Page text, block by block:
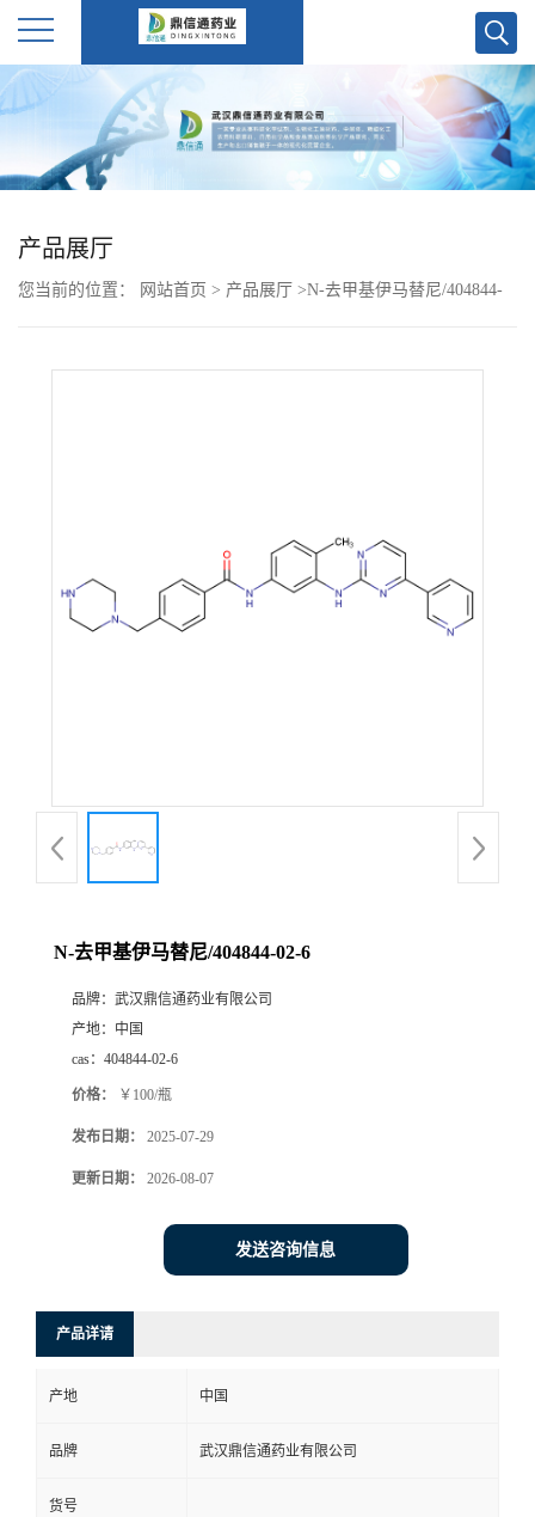
公
产
产品展厅
您当前的位置： 网站首页 > 产品展厅 >N-去甲基伊马替尼/404844-
N-去甲基伊马替尼/404844-02-6
品牌： 武汉鼎信通药业有限公司
产地： 中国
cas： 404844-02-6
价格： ￥100/瓶
发布日期： 2025-07-29
更新日期： 2026-08-07
发送咨询信息
产品详请
产地 中国
品牌 武汉鼎信通药业有限公司
货号